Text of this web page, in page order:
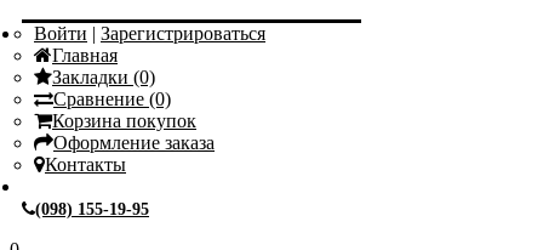
Войти | Зарегистрироваться
Главная
Закладки (0)
Сравнение (0)
Корзина покупок
Оформление заказа
Контакты
(098) 155-19-95